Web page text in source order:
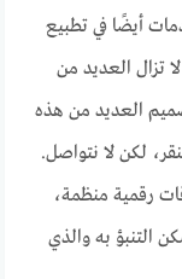
أيضًا في تطبيع
تزال العديد من
العديد من هذه
لكن لا نتواصل.
رقمية منظمة،
التنبؤ به والذي